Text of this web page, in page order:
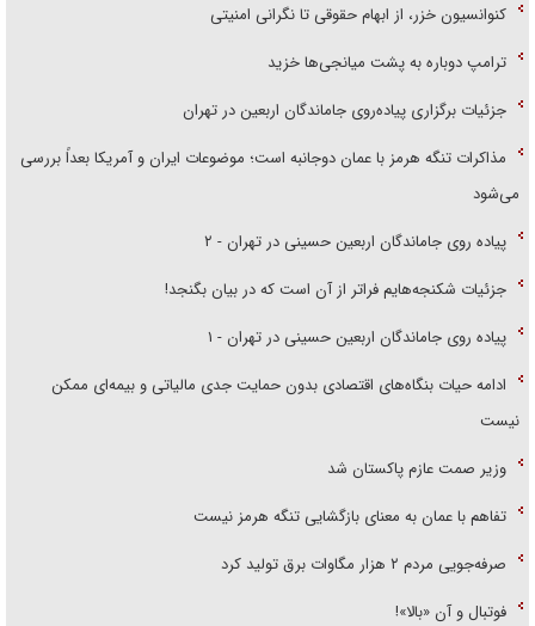
کنوانسیون خزر، از ابهام حقوقی تا نگرانی امنیتی
ترامپ دوباره به پشت میانجی‌ها خزید
جزئیات برگزاری پیاده‌روی جاماندگان اربعین در تهران
مذاکرات تنگه هرمز با عمان دوجانبه است؛ موضوعات ایران و آمریکا بعداً بررسی
می‌شود
پیاده روی جاماندگان اربعین حسینی در تهران - ۲
جزئیات شکنجه‌هایم فراتر از آن است که در بیان بگنجد!
پیاده روی جاماندگان اربعین حسینی در تهران - ۱
ادامه حیات بنگاه‌های اقتصادی بدون حمایت جدی مالیاتی و بیمه‌ای ممکن
نیست
وزیر صمت عازم پاکستان شد
تفاهم با عمان به معنای بازگشایی تنگه هرمز نیست
صرفه‌جویی مردم ۲ هزار مگاوات برق تولید کرد
فوتبال و آن «بالا»!